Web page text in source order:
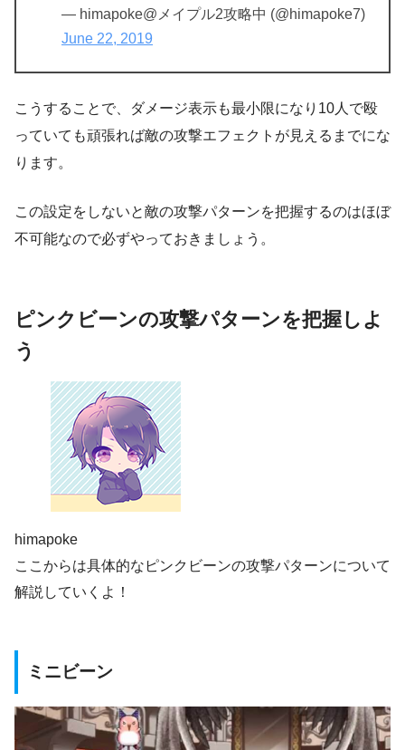
— himapoke@メイプル2攻略中 (@himapoke7)
June 22, 2019
こうすることで、ダメージ表示も最小限になり10人で殴
っていても頑張れば敵の攻撃エフェクトが見えるまでにな
ります。
この設定をしないと敵の攻撃パターンを把握するのはほぼ
不可能なので必ずやっておきましょう。
ピンクビーンの攻撃パターンを把握しよ
う
himapoke
ここからは具体的なピンクビーンの攻撃パターンについて
解説していくよ！
ミニビーン